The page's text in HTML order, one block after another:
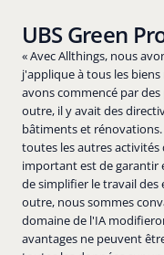
UBS Green
« Avec Allthings, nous
j'applique à tous les
avons commencé par
outre, il y avait des
bâtiments et
toutes les autres
important est de garantir
de simplifier le travail des
outre, nous sommes
domaine de l'IA
avantages ne peuvent